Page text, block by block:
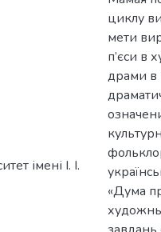
імені І. І.
циклу
мети
п’єси в
драми в
«Дума